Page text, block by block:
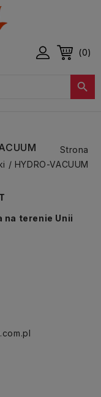
(0)

Strona
HYDRO-VACUUM
na terenie Unii